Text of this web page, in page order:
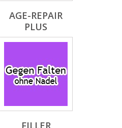
AGE-REPAIR
PLUS
FILLER